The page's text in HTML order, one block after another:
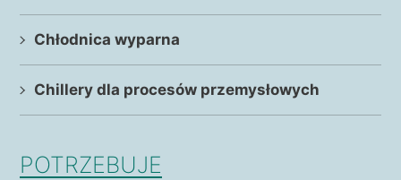
Chłodnica wyparna
Chillery dla procesów przemysłowych
POTRZEBUJE